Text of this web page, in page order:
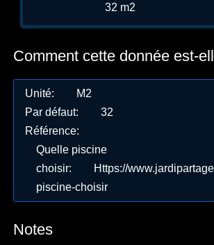
32 m2
Comment cette donnée est-
Unité:
M2
Par défaut:
32
Référence:
Quelle piscine
choisir:
Https://
piscine-choisir
Notes